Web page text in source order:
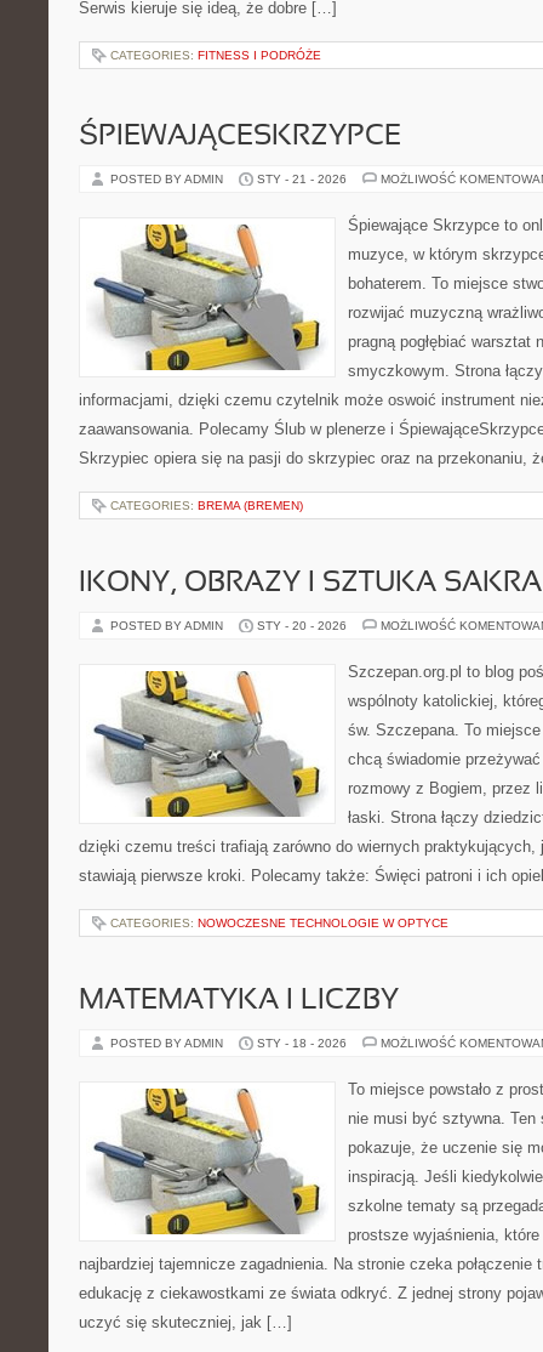
Serwis kieruje się ideą, że dobre […]
CATEGORIES: FITNESS I PODRÓŻE
ŚPIEWAJĄCESKRZYPCE
POSTED BY ADMIN STY - 21 - 2026 MOŻLIWOŚĆ
Śpiewające Skrzypce to
muzyce, w którym
bohaterem. To miejsce
rozwijać muzyczną
pragną pogłębiać warsztat
smyczkowym. Strona
informacjami, dzięki czemu czytelnik może oswoić instrument
zaawansowania. Polecamy Ślub w plenerze i
Skrzypiec opiera się na pasji do skrzypiec oraz na przekonaniu,
CATEGORIES: BREMA (BREMEN)
IKONY, OBRAZY I SZTUKA
POSTED BY ADMIN STY - 20 - 2026 MOŻLIWOŚĆ
Szczepan.org.pl to blog
wspólnoty katolickiej,
św. Szczepana. To
chcą świadomie
rozmowy z Bogiem, przez
łaski. Strona łączy
dzięki czemu treści trafiają zarówno do wiernych
stawiają pierwsze kroki. Polecamy także: Święci patroni i ich
CATEGORIES: NOWOCZESNE TECHNOLOGIE W OPTYCE
MATEMATYKA I LICZBY
POSTED BY ADMIN STY - 18 - 2026 MOŻLIWOŚĆ
To miejsce powstało z
nie musi być sztywna. Ten
pokazuje, że uczenie się
inspiracją. Jeśli
szkolne tematy są
prostsze wyjaśnienia, które
najbardziej tajemnicze zagadnienia. Na stronie czeka połączenie
edukację z ciekawostkami ze świata odkryć. Z jednej strony
uczyć się skuteczniej, jak […]